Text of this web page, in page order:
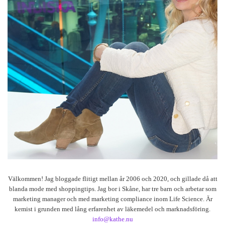
Välkommen! Jag bloggade flitigt mellan år 2006 och 2020, och gillade då att
blanda mode med shoppingtips. Jag bor i Skåne, har tre barn och arbetar som
marketing manager och med marketing compliance inom Life Science. Är
kemist i grunden med lång erfarenhet av läkemedel och marknadsföring.
info@kathe.nu